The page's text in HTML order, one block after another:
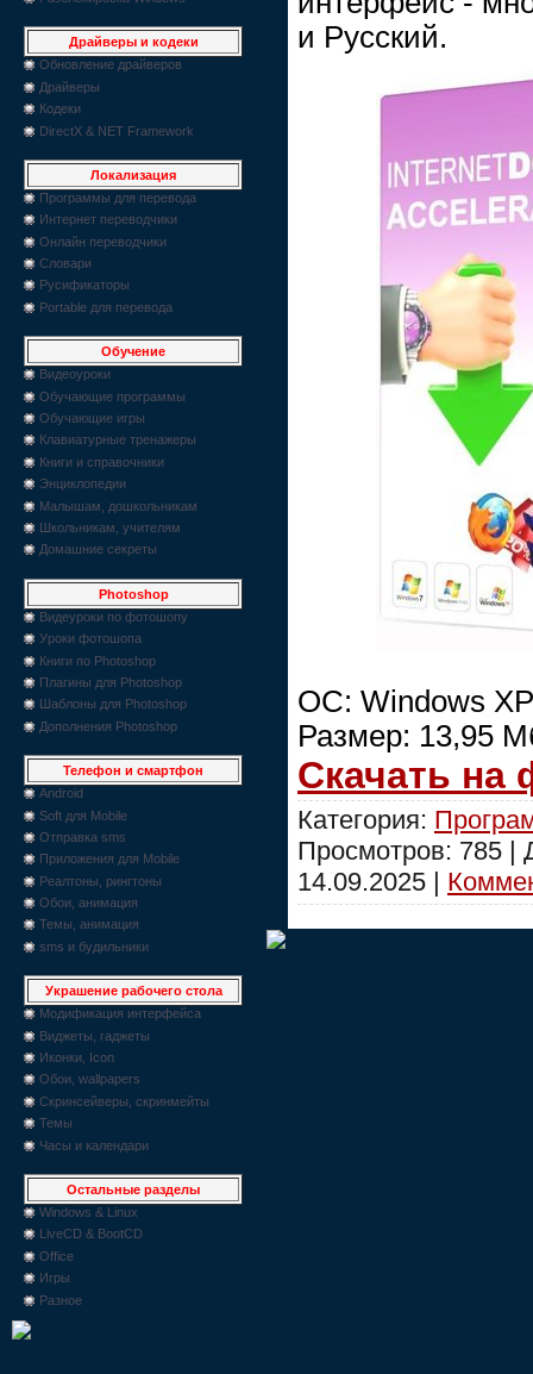
Драйверы и кодеки
Обновление драйверов
Драйверы
Кодеки
DirectX & NET Framework
Локализация
Программы для перевода
Интернет переводчики
Онлайн переводчики
Словари
Русификаторы
Portable для перевода
Обучение
Видеоуроки
Обучающие программы
Обучающие игры
Клавиатурные тренажеры
Книги и справочники
Энциклопедии
Малышам, дошкольникам
Школьникам, учителям
Домашние секреты
Photoshop
Видеуроки по фотошопу
Уроки фотошопа
Книги по Photoshop
Плагины для Photoshop
Шаблоны для Photoshop
Дополнения Photoshop
Телефон и смартфон
Android
Soft для Mobile
Отправка sms
Приложения для Mobile
Реалтоны, рингтоны
Обои, анимация
Темы, анимация
sms и будильники
Украшение рабочего стола
Модификация интерфейса
Виджеты, гаджеты
Иконки, Icon
Обои, wallpapers
Скринсейверы, скринмейты
Темы
Часы и календари
Остальные разделы
Windows & Linux
LiveCD & BootCD
Office
Игры
Разное
и Русский.
ОС: Windows
Размер: 13,95
Скачать на
Категория:
Просмотров: 785 |
14.09.2025 |